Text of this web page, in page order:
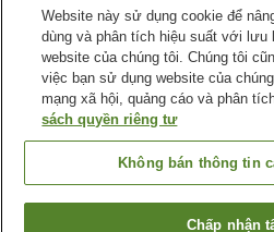
Hiển thị trên bản đồ
Tuyệt vời Đánh giá:192
Tiện nghi chỗ nghỉ
Bãi đỗ xe
Phòng xông đá nóng
Tỉnh
Website này sử dụng cookie để
dùng và phân tích hiệu suất với lưu
website của chúng tôi. Chúng tôi
việc bạn sử dụng website của
mạng xã hội, quảng cáo và phân
sách quyền riêng tư
Không bán thông tin
Chấp nhận